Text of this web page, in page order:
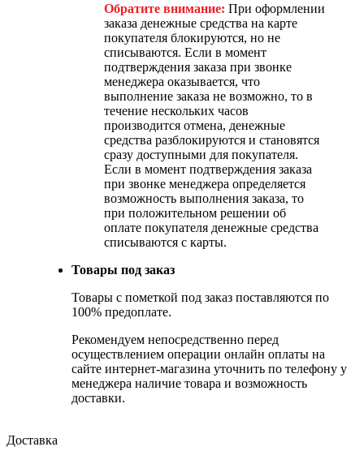
Обратите внимание: При оформлении
заказа денежные средства на карте
покупателя блокируются, но не
списываются. Если в момент
подтверждения заказа при звонке
менеджера оказывается, что
выполнение заказа не возможно, то в
течение нескольких часов
производится отмена, денежные
средства разблокируются и становятся
сразу доступными для покупателя.
Если в момент подтверждения заказа
при звонке менеджера определяется
возможность выполнения заказа, то
при положительном решении об
оплате покупателя денежные средства
списываются с карты.
Товары под заказ
Товары с пометкой под заказ поставляются по
100% предоплате.
Рекомендуем непосредственно перед
осуществлением операции онлайн оплаты на
сайте интернет-магазина уточнить по телефону у
менеджера наличие товара и возможность
доставки.
Доставка